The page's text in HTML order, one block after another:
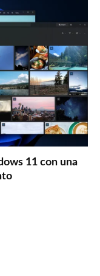
11 con una